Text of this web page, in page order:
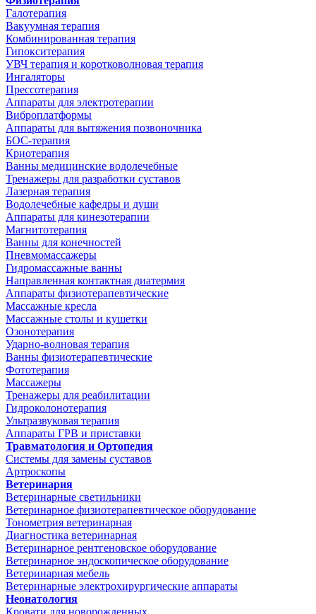
Галотерапия
Вакуумная терапия
Комбинированная терапия
Гипокситерапия
УВЧ терапия и коротковолновая терапия
Ингаляторы
Прессотерапия
Аппараты для электротерапии
Виброплатформы
Аппараты для вытяжения позвоночника
БОС-терапия
Криотерапия
Ванны медицинские водолечебные
Тренажеры для разработки суставов
Лазерная терапия
Водолечебные кафедры и души
Аппараты для кинезотерапии
Магнитотерапия
Ванны для конечностей
Пневмомассажеры
Гидромассажные ванны
Направленная контактная диатермия
Аппараты физиотерапевтические
Массажные кресла
Массажные столы и кушетки
Озонотерапия
Ударно-волновая терапия
Ванны физиотерапевтические
Фототерапия
Массажеры
Тренажеры для реабилитации
Гидроколонотерапия
Ультразвуковая терапия
Аппараты ГРВ и приставки
Травматология и Ортопедия
Системы для замены суставов
Артроскопы
Ветеринария
Ветеринарные светильники
Ветеринарное физиотерапевтическое оборудование
Тонометрия ветеринарная
Диагностика ветеринарная
Ветеринарное рентгеновское оборудование
Ветеринарное эндоскопическое оборудование
Ветеринарная мебель
Ветеринарные электрохирургические аппараты
Неонатология
Кровати для новорожденных